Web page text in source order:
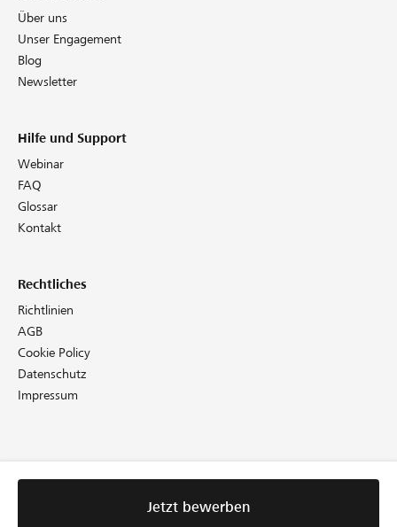
Jetzt bewerben
Über uns
Unser Engagement
Blog
Newsletter
Hilfe und Support
Webinar
FAQ
Glossar
Kontakt
Rechtliches
Richtlinien
AGB
Cookie Policy
Datenschutz
Impressum